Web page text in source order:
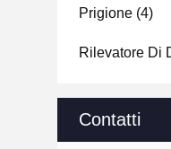
Prigione (4)
Rilevatore Di
Contatti